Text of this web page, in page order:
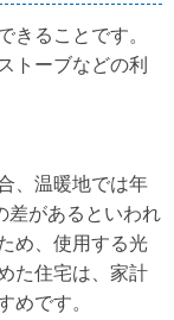
きることです。
トーブなどの利
、温暖地では年
差があるといわれ
め、使用する光
た住宅は、家計
めです。